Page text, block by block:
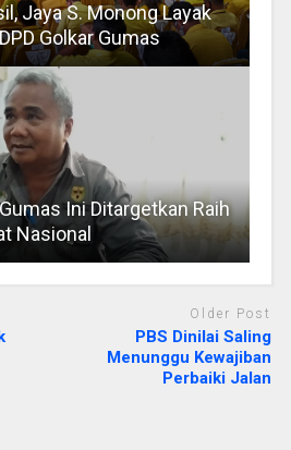
Jaya S. Monong Layak
Golkar Gumas
Ini Ditargetkan Raih
Nasional
Older Post
PBS Dinilai Saling
Menunggu Kewajiban
Perbaiki Jalan